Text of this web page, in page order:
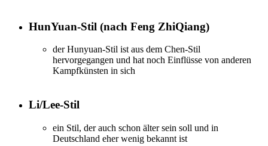
HunYuan-Stil (nach Feng ZhiQiang)
der Hunyuan-Stil ist aus dem Chen-Stil
hervorgegangen und hat noch Einflüsse von anderen
Kampfkünsten in sich
Li/Lee-Stil
ein Stil, der auch schon älter sein soll und in
Deutschland eher wenig bekannt ist